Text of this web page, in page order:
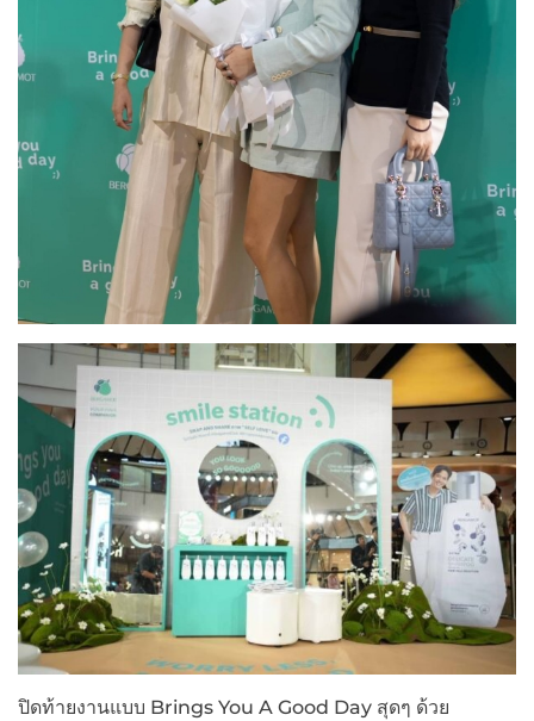
ปิดท้ายงานแบบ Brings You A Good Day สุดๆ ด้วย